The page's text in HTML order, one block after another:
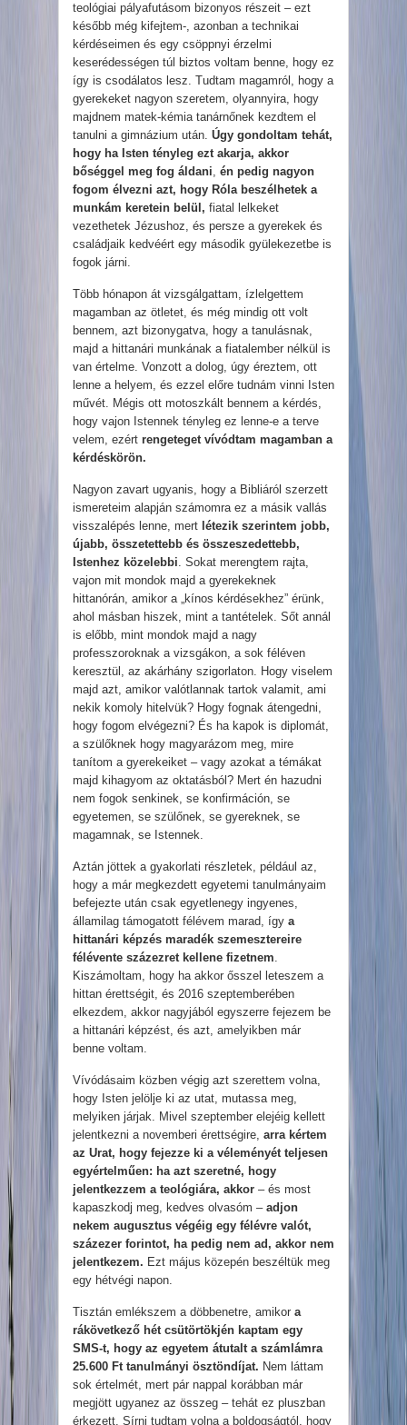
teológiai pályafutásom bizonyos részeit – ezt
később még kifejtem-, azonban a technikai
kérdéseimen és egy csöppnyi érzelmi
keserédességen túl biztos voltam benne, hogy ez
így is csodálatos lesz. Tudtam magamról, hogy a
gyerekeket nagyon szeretem, olyannyira, hogy
majdnem matek-kémia tanárnőnek kezdtem el
tanulni a gimnázium után. Úgy gondoltam tehát,
hogy ha Isten tényleg ezt akarja, akkor
bőséggel meg fog áldani, én pedig nagyon
fogom élvezni azt, hogy Róla beszélhetek a
munkám keretein belül, fiatal lelkeket
vezethetek Jézushoz, és persze a gyerekek és
családjaik kedvéért egy második gyülekezetbe is
fogok járni.
Több hónapon át vizsgálgattam, ízlelgettem
magamban az ötletet, és még mindig ott volt
bennem, azt bizonygatva, hogy a tanulásnak,
majd a hittanári munkának a fiatalember nélkül is
van értelme. Vonzott a dolog, úgy éreztem, ott
lenne a helyem, és ezzel előre tudnám vinni Isten
művét. Mégis ott motoszkált bennem a kérdés,
hogy vajon Istennek tényleg ez lenne-e a terve
velem, ezért rengeteget vívódtam magamban a
kérdéskörön.
Nagyon zavart ugyanis, hogy a Bibliáról szerzett
ismereteim alapján számomra ez a másik vallás
visszalépés lenne, mert létezik szerintem jobb,
újabb, összetettebb és összeszedettebb,
Istenhez közelebbi. Sokat merengtem rajta,
vajon mit mondok majd a gyerekeknek
hittanórán, amikor a „kínos kérdésekhez” érünk,
ahol másban hiszek, mint a tantételek. Sőt annál
is előbb, mint mondok majd a nagy
professzoroknak a vizsgákon, a sok féléven
keresztül, az akárhány szigorlaton. Hogy viselem
majd azt, amikor valótlannak tartok valamit, ami
nekik komoly hitelvük? Hogy fognak átengedni,
hogy fogom elvégezni? És ha kapok is diplomát,
a szülőknek hogy magyarázom meg, mire
tanítom a gyerekeiket – vagy azokat a témákat
majd kihagyom az oktatásból? Mert én hazudni
nem fogok senkinek, se konfirmáción, se
egyetemen, se szülőnek, se gyereknek, se
magamnak, se Istennek.
Aztán jöttek a gyakorlati részletek, például az,
hogy a már megkezdett egyetemi tanulmányaim
befejezte után csak egyetlenegy ingyenes,
államilag támogatott félévem marad, így a
hittanári képzés maradék szemesztereire
félévente százezret kellene fizetnem.
Kiszámoltam, hogy ha akkor ősszel leteszem a
hittan érettségit, és 2016 szeptemberében
elkezdem, akkor nagyjából egyszerre fejezem be
a hittanári képzést, és azt, amelyikben már
benne voltam.
Vívódásaim közben végig azt szerettem volna,
hogy Isten jelölje ki az utat, mutassa meg,
melyiken járjak. Mivel szeptember elejéig kellett
jelentkezni a novemberi érettségire, arra kértem
az Urat, hogy fejezze ki a véleményét teljesen
egyértelműen: ha azt szeretné, hogy
jelentkezzem a teológiára, akkor – és most
kapaszkodj meg, kedves olvasóm – adjon
nekem augusztus végéig egy félévre valót,
százezer forintot, ha pedig nem ad, akkor nem
jelentkezem. Ezt május közepén beszéltük meg
egy hétvégi napon.
Tisztán emlékszem a döbbenetre, amikor a
rákövetkező hét csütörtökjén kaptam egy
SMS-t, hogy az egyetem átutalt a számlámra
25.600 Ft tanulmányi ösztöndíjat. Nem láttam
sok értelmét, mert pár nappal korábban már
megjött ugyanez az összeg – tehát ez pluszban
érkezett. Sírni tudtam volna a boldogságtól, hogy